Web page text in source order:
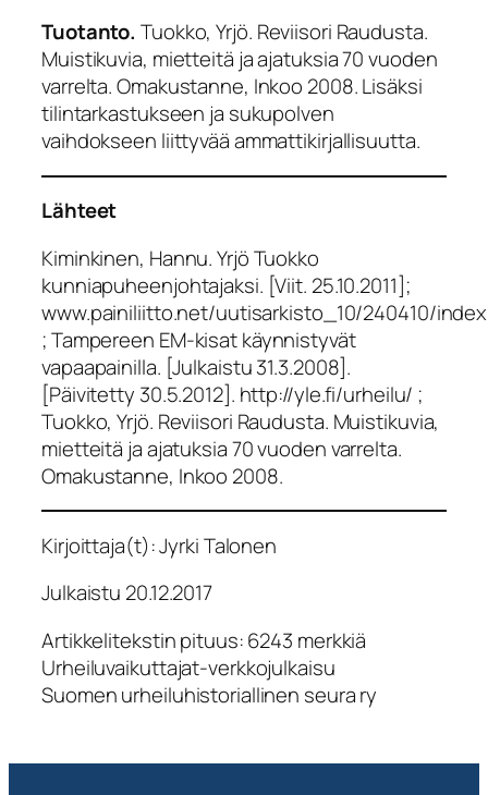
Tuotanto. Tuokko, Yrjö. Reviisori Raudusta.
Muistikuvia, mietteitä ja ajatuksia 70 vuoden
varrelta. Omakustanne, Inkoo 2008. Lisäksi
tilintarkastukseen ja sukupolven
vaihdokseen liittyvää ammattikirjallisuutta.
Lähteet
Kiminkinen, Hannu. Yrjö Tuokko
kunniapuheenjohtajaksi. [Viit. 25.10.2011];
www.painiliitto.net/uutisarkisto_10/240410/
; Tampereen EM-kisat käynnistyvät
vapaapainilla. [Julkaistu 31.3.2008].
[Päivitetty 30.5.2012]. http://yle.fi/urheilu/ ;
Tuokko, Yrjö. Reviisori Raudusta. Muistikuvia,
mietteitä ja ajatuksia 70 vuoden varrelta.
Omakustanne, Inkoo 2008.
Kirjoittaja(t): Jyrki Talonen
Julkaistu 20.12.2017
Artikkelitekstin pituus: 6243 merkkiä
Urheiluvaikuttajat-verkkojulkaisu
Suomen urheiluhistoriallinen seura ry